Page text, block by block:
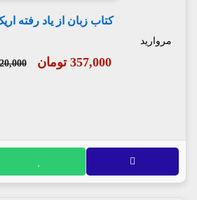
کتاب زبان از یاد رفته
مروارید
357,000 تومان 420,000